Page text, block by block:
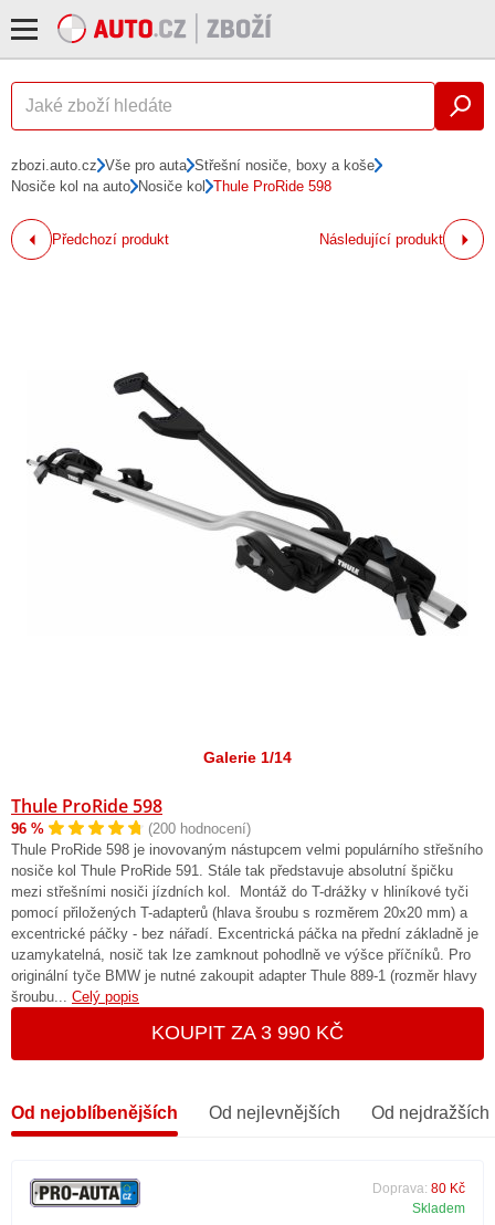
zbozi.auto.cz Vše pro auta Střešní nosiče, boxy a koše
Nosiče kol na auto Nosiče kol Thule ProRide 598
Předchozí produkt Následující produkt
Galerie 1/14
Thule ProRide 598
96 %
(200 hodnocení)
Thule ProRide 598 je inovovaným nástupcem velmi populárního střešního
nosiče kol Thule ProRide 591. Stále tak představuje absolutní špičku
mezi střešními nosiči jízdních kol. Montáž do T-drážky v hliníkové tyči
pomocí přiložených T-adapterů (hlava šroubu s rozměrem 20x20 mm) a
excentrické páčky - bez nářadí. Excentrická páčka na přední základně je
uzamykatelná, nosič tak lze zamknout pohodlně ve výšce příčníků. Pro
originální tyče BMW je nutné zakoupit adapter Thule 889-1 (rozměr hlavy
šroubu... Celý popis
KOUPIT ZA 3 990 KČ
Od nejoblíbenějších Od nejlevnějších Od nejdražších
Doprava: 80 Kč
Skladem